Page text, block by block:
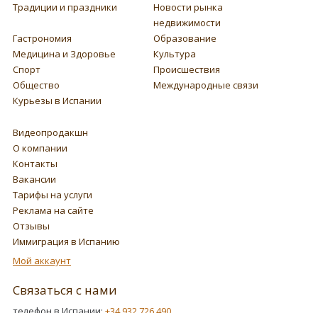
Традиции и праздники
Новости рынка
недвижимости
Гастрономия
Образование
Медицина и Здоровье
Культура
Спорт
Происшествия
Общество
Международные связи
Курьезы в Испании
Видеопродакшн
О компании
Контакты
Вакансии
Тарифы на услуги
Реклама на сайте
Отзывы
Иммиграция в Испанию
Мой аккаунт
Связаться с нами